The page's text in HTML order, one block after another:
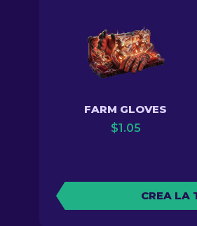
FARM GLOVES
$1.05
CREA LA